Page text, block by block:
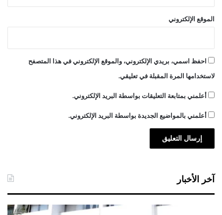
الموقع الإلكتروني
احفظ اسمي، بريدي الإلكتروني، والموقع الإلكتروني في هذا المتصفح
لاستخدامها المرة المقبلة في تعليقي.
أعلمني بمتابعة التعليقات بواسطة البريد الإلكتروني.
أعلمني بالمواضيع الجديدة بواسطة البريد الإلكتروني.
آخر الأخبار